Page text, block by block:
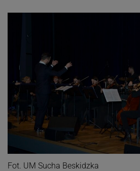
Fot. UM Sucha Beskidzka